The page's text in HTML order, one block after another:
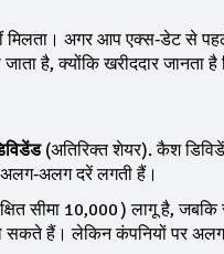
मिलता। अगर आप एक्स‑डेट से
है, क्योंकि खरीददार जानता है
(अतिरिक्त शेयर). कैश
दरें लगती हैं।
सीमा 10,000 ₹) लागू है, जबकि
हैं। लेकिन कंपनियों पर अलग